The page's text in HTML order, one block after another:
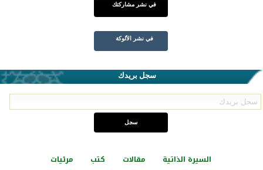
في نشر مشاركتك
في نشر الألوكة
سجل بريدك
السيرة الذاتية مقالات كتب مرئيات